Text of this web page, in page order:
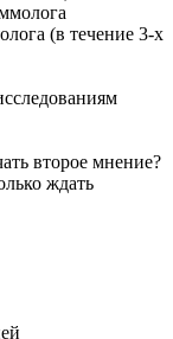
(в течение 3-х
второе мнение?
ждать